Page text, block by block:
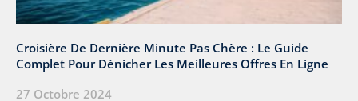
Croisière De Dernière Minute Pas Chère : Le Guide
Complet Pour Dénicher Les Meilleures Offres En Ligne
27 Octobre 2024